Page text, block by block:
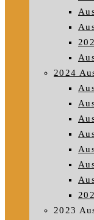
2024
2023